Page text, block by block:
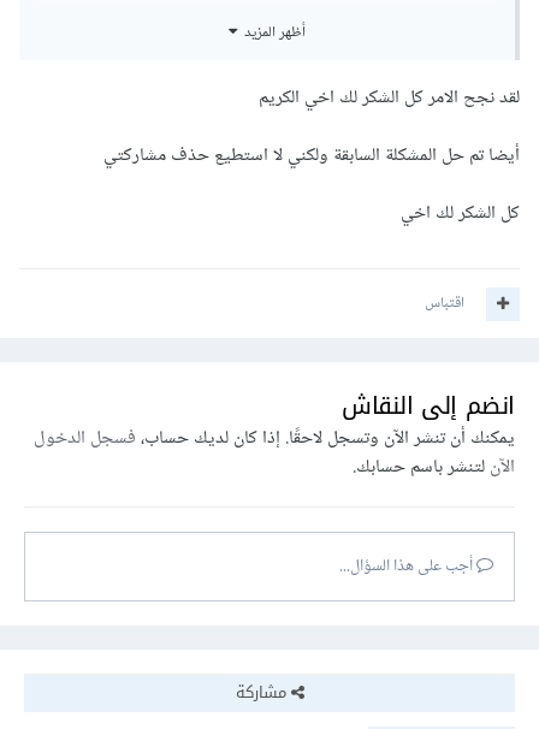
لجدول العملاء) بالإضافة للمفتاح الرئيسي لجدول الإشعارات، و
يمكن مثلاً في حال رأى مستخدم إشعاراً ما أن تضيف البيانات
المطلوبة إلى هذا الجدول، أي المفتاح الرئيسي لهذا المستخدم
الجدول و استثناء أي إشعارات مرتبطة بهذا المستخدم في هذا
طريقة أخرى أن تخزن في هذا الجدول كافة الإشعارات، و عندما
يرى مستخدم إشعار ما، تقوم بحذف السطر الذي يوافق المفتاح
الرئيسي للمستخدم و المفتاح الرئيسي للإشعار.
الرئيسي له مركب من العمود الذي يمثل المفتاح الرئيسي للمستخدم
و العمود الذي يمثل المفتاح الرئيسي للإشعار.
أظهر المزيد
لقد نجح الامر كل الشكر لك اخي الكريم
أيضا تم حل المشكلة السابقة ولكني لا استطيع حذف مشاركتي
كل الشكر لك اخي
اقتباس
انضم إلى النقاش
يمكنك أن تنشر الآن وتسجل لاحقًا. إذا كان لديك حساب،فسجل الدخول
الآنلتنشر باسم حسابك.
أجب على هذا السؤال...
مشاركة